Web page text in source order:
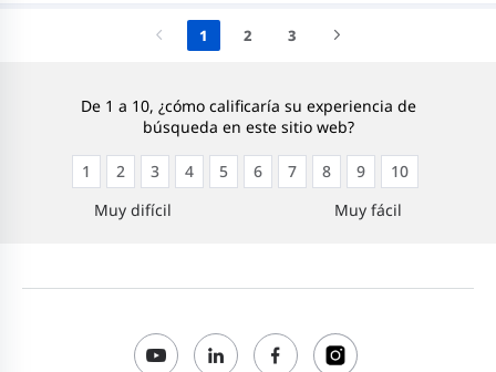
1 2 3
De 1 a 10, ¿cómo calificaría su experiencia de
búsqueda en este sitio web?
Muy difícil
1 2 3 4 5 6 7 8 9
10
Muy fácil